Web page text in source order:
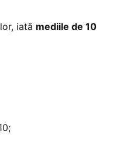
iată mediile de 10